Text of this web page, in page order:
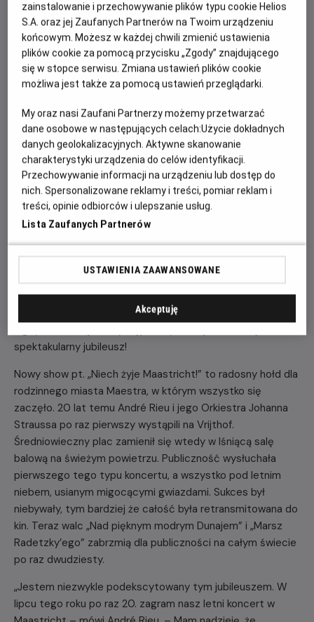
OPIS WYDARZENIA
Zasiądź z bliskimi w kinie, bo czeka na Was 20. już
retransmisja letniego koncertu André Rieu z Maastricht!
Tak, tak... W lipcu 2026 roku Maestro i jego ukochana
Vrijthof, słynnym placu tego urokliwego średniowiecznego
miasteczka. Król Walca i jego goście zagrają po raz 20. dla
ściągających tu co roku z całego świata kilkudziesięciu
tysięcy miłośników dobrej muzyki. Na szczęście ten
wspaniały letni wieczór będzie retransmitowany już jesienią
do kin całego świata.
Czeka Was więc seans pełen uroczych walców i marszy
Johannów Straussów ojca i syna, ale też songi ze słynnych
Oprócz Platynowych Tenorów i sopranistek o
międzynarodowej renomie pojawią się też gwiazdy, które
spektakularny jubileusz!
Nowy show pt. „Niech żyje Maastricht!” to radosny hołd dla
rodzinnego miasta Maestra, w którym wszystko się
zaczęło. 20 lat temu André Rieu i jego Orkiestra Johanna
Straussa po raz pierwszy wystąpili na Vrijthof.
Średniowieczny plac zamienił się wtedy w lśniącą salę
balową na świeżym powietrzu. Publiczność wysłuchała
pierwszego tego typu koncertu, a wszystko pod letnim
niebem, usianym migocącymi gwiazdami. Sukces był
niebywały, tym bardziej że całość była retransmitowana do
kin. Teraz walc „Nad pięknym modrym Dunajem” i „Marsz
Radetzky’ego” zabrzmią dla publiczności na całym świecie
po raz dwudziesty.
„Jestem niezwykle podekscytowany tym jubileuszem. W
lipcu tego roku po raz 20. zagram nasz letni koncert w
zainstalowanie i przechowywanie plików typu cookie Helios
S.A. oraz jej Zaufanych Partnerów na Twoim urządzeniu
końcowym. Możesz w każdej chwili zmienić ustawienia
plików cookie za pomocą przycisku „Zgody” znajdującego
się w stopce serwisu. Zmiana ustawień plików cookie
możliwa jest także za pomocą ustawień przeglądarki.
My oraz nasi Zaufani Partnerzy możemy przetwarzać
dane osobowe w następujących celach:Użycie dokładnych
danych geolokalizacyjnych. Aktywne skanowanie
charakterystyki urządzenia do celów identyfikacji.
Przechowywanie informacji na urządzeniu lub dostęp do
nich. Spersonalizowane reklamy i treści, pomiar reklam i
treści, opinie odbiorców i ulepszanie usług.
Lista Zaufanych Partnerów
USTAWIENIA ZAAWANSOWANE
Akceptuję